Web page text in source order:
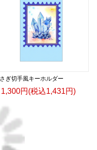
ぎ切手風キーホルダー
1,300円(税込1,431円)